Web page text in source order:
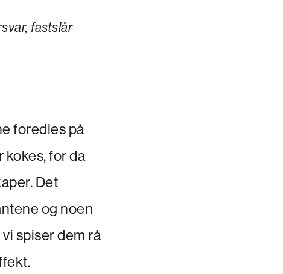
fastslår
foredles på
kokes, for da
Det
og noen
spiser dem rå